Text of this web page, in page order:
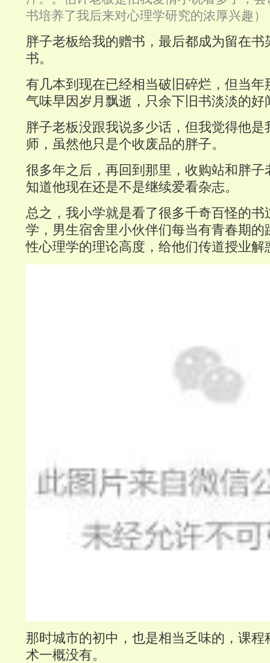
书培养了我后来对心理学研究的浓厚兴趣）
胖子老板给我的赠书，最后都成为留在书
书。
有几本到现在已经相当破旧碎烂，但当年
气味早因岁月飘逝，只余下旧书淡淡的好
胖子老板没跟我说多少话，但我觉得他是
师，虽然他只是个收废品的胖子。
很多年之后，再回到那里，收购站和胖子
知道他现在还是不是继续爱看杂志。
总之，我小学就是看了很多千奇百怪的书
学，男生宿舍里小伙伴们每当有青春期的
性心理学的理论高度，给他们传道授业解
那时城市的初中，也是相当乏味的，课程
术一概没有。